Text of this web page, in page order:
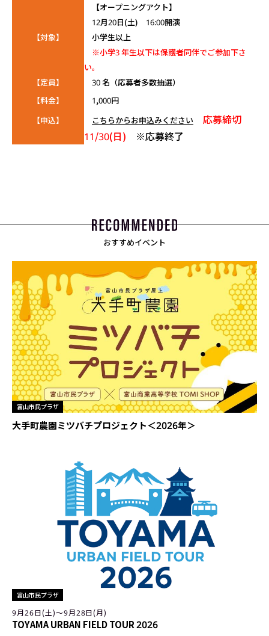
【オープニングアクト】
12月20日(土) 16:00開演
【対象】
小学生以上
※小学3 年生以下は保護者同伴でご参加下さ
い。
【定員】
30 名（応募者多数抽選）
【料金】
1,000円
【申込】
こちらからお申込みください
応募締切
11/30(日) ※応募終了
おすすめイベント
富山市民プラザ
大手町農園ミツバチプロジェクト＜2026年＞
富山市民プラザ
9月26日(土)〜9月28日(月)
TOYAMA URBAN FIELD TOUR 2026